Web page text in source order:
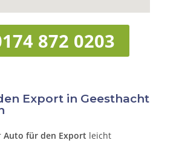
872 0203
Export in Geesthacht
Auto für den Export leicht